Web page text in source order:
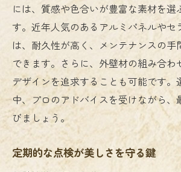
には、質感や色合いが豊富な素材を選
す。近年人気のあるアルミパネルやセ
は、耐久性が高く、メンテナンスの手
できます。さらに、外壁材の組み合わ
デザインを追求することも可能です。
中、プロのアドバイスを受けながら、
びましょう。
定期的な点検が美しさを守る鍵